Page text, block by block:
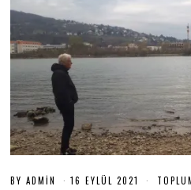
BYADMIN 16 EYLÜL 2021